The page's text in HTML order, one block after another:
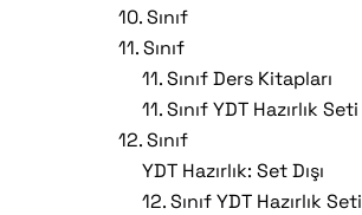
10. Sınıf
11. Sınıf
11. Sınıf Ders Kitapları
11. Sınıf YDT Hazırlık Seti
12. Sınıf
YDT Hazırlık: Set Dışı
12. Sınıf YDT Hazırlık Seti